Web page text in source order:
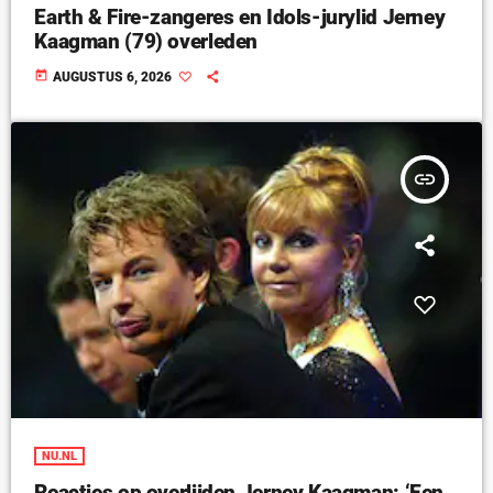
Earth & Fire-zangeres en Idols-jurylid Jerney
Kaagman (79) overleden
today AUGUSTUS 6, 2026
insert_link
NU.NL